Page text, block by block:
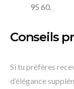
95 60.
Conseils
Si tu préfères
d’élégance